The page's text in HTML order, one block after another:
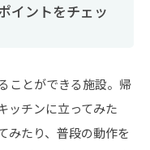
イントをチェッ
ことができる施設。帰
ッチンに立ってみた
みたり、普段の動作を